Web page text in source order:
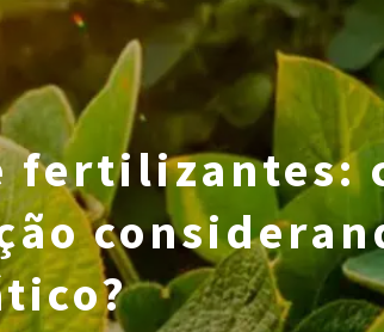
fertilizantes: